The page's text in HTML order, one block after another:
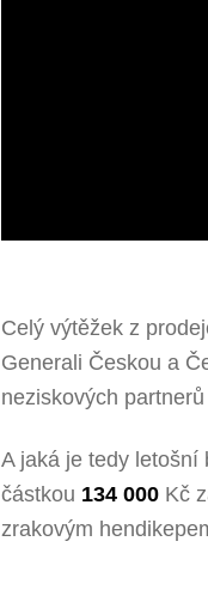
Celý výtěžek z
Generali Českou a
neziskových
A jaká je tedy letošní
částkou 134 000Kč
zrakovým